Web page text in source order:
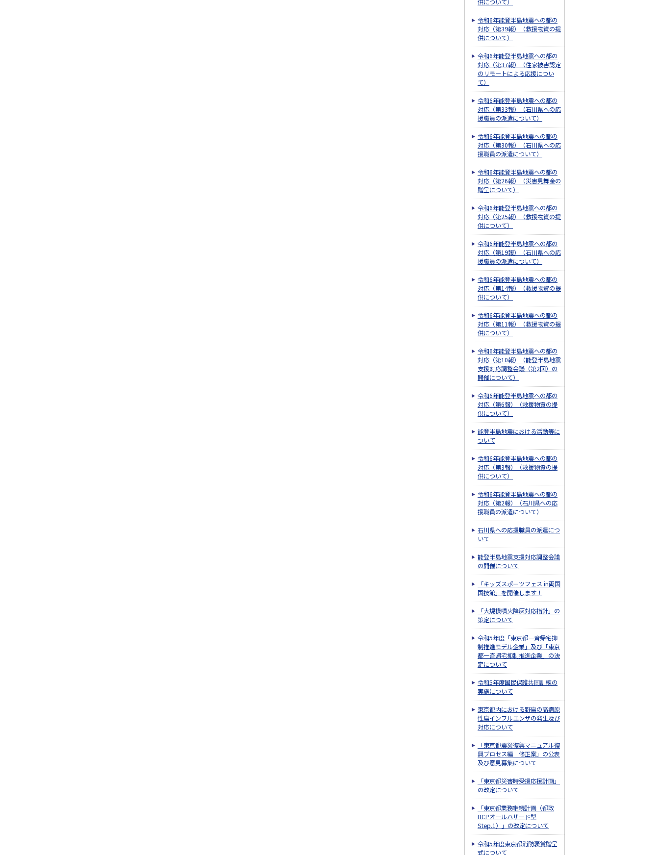
供について）
令和6年能登半島地震への都の
対応（第39報）（救援物資の提
供について）
令和6年能登半島地震への都の
対応（第37報）（住家被害認定
のリモートによる応援につい
て）
令和6年能登半島地震への都の
対応（第33報）（石川県への応
援職員の派遣について）
令和6年能登半島地震への都の
対応（第30報）（石川県への応
援職員の派遣について）
令和6年能登半島地震への都の
対応（第26報）（災害見舞金の
贈呈について）
令和6年能登半島地震への都の
対応（第25報）（救援物資の提
供について）
令和6年能登半島地震への都の
対応（第19報）（石川県への応
援職員の派遣について）
令和6年能登半島地震への都の
対応（第14報）（救援物資の提
供について）
令和6年能登半島地震への都の
対応（第11報）（救援物資の提
供について）
令和6年能登半島地震への都の
対応（第10報）（能登半島地震
支援対応調整会議（第2回）の
開催について）
令和6年能登半島地震への都の
対応（第6報）（救援物資の提
供について）
能登半島地震における活動等に
ついて
令和6年能登半島地震への都の
対応（第3報）（救援物資の提
供について）
令和6年能登半島地震への都の
対応（第2報）（石川県への応
援職員の派遣について）
石川県への応援職員の派遣につ
いて
能登半島地震支援対応調整会議
の開催について
「キッズスポーツフェス in両国
国技館」を開催します！
「大規模噴火降灰対応指針」の
策定について
令和5年度「東京都一斉帰宅抑
制推進モデル企業」及び「東京
都一斉帰宅抑制推進企業」の決
定について
令和5年度国民保護共同訓練の
実施について
東京都内における野鳥の高病原
性鳥インフルエンザの発生及び
対応について
「東京都震災復興マニュアル復
興プロセス編 修正案」の公表
及び意見募集について
「東京都災害時受援応援計画」
の改定について
「東京都業務継続計画（都政
BCPオールハザード型
Step.1）」の改定について
令和5年度東京都消防褒賞贈呈
式について